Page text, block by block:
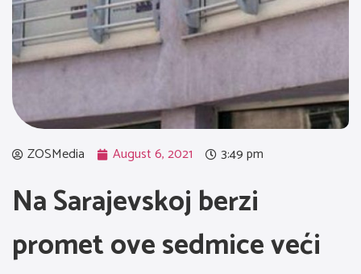
ZOSMedia August 6, 2021 3:49 pm
Na Sarajevskoj berzi
promet ove sedmice veći